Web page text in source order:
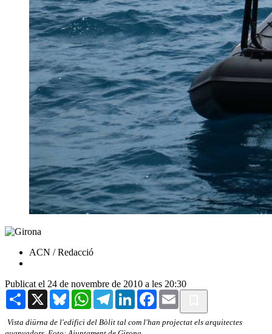
ACN / Redacció
Publicat el 24 de novembre de 2010 a les 20:30
Share X BlueskyWhatsAppTelegramLinkedInFacebook
Email
Vista diürna de l'edifici del Bòlit tal com l'han projectat els arquitectes